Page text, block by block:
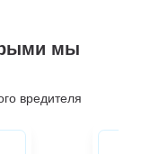
мы
вредителя